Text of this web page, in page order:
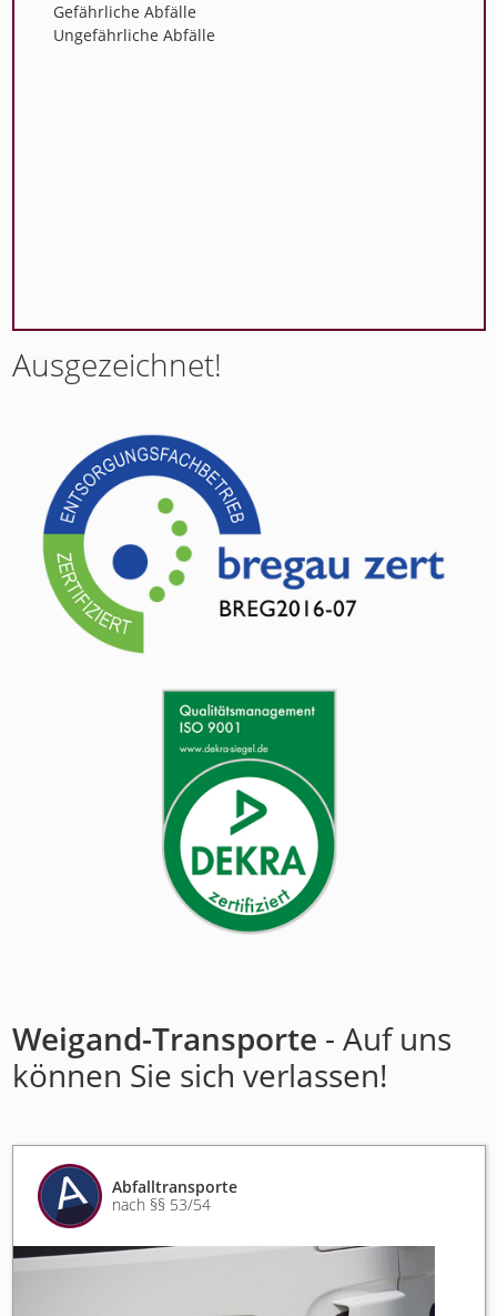
Gefährliche Abfälle
Ungefährliche Abfälle
Ausgezeichnet!
Weigand-Transporte - Auf uns
können Sie sich verlassen!
Abfalltransporte
nach §§ 53/54